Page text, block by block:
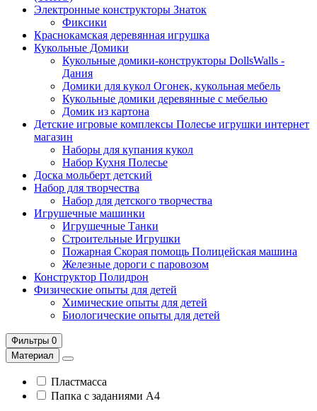
Электронные конструкторы Знаток
Фиксики
Краснокамская деревянная игрушка
Кукольные Домики
Кукольные домики-конструкторы DollsWalls -
Дания
Домики для кукол Огонек, кукольная мебель
Кукольные домики деревянные с мебелью
Домик из картона
Детские игровые комплексы Полесье игрушки интернет
магазин
Наборы для купания кукол
Набор Кухня Полесье
Доска мольберт детский
Набор для творчества
Набор для детского творчества
Игрушечные машинки
Игрушечные Танки
Строительные Игрушки
Пожарная Скорая помощь Полицейская машина
Железные дороги с паровозом
Конструктор Полидрон
Физические опыты для детей
Химические опыты для детей
Биологические опыты для детей
Фильтры 0
Материал
Пластмасса
Папка с заданиями А4